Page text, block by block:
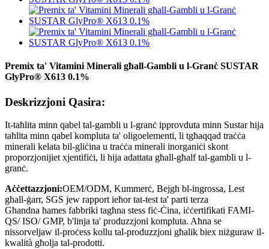
Premix ta' Vitamini Minerali għall-Gambli u l-Granċ SUSTAR
GlyPro® X613 0.1%
Deskrizzjoni Qasira:
It-taħlita minn qabel tal-gambli u l-granċ ipprovduta minn Sustar hija
taħlita minn qabel kompluta ta' oligoelementi, li tgħaqqad traċċa
minerali kelata bil-gliċina u traċċa minerali inorganiċi skont
proporzjonijiet xjentifiċi, li hija adattata għall-għalf tal-gambli u l-
granċ.
Aċċettazzjoni:OEM/ODM, Kummerċ, Bejgħ bl-ingrossa, Lest
għall-ġarr, SGS jew rapport ieħor tat-test ta' parti terza
Għandna ħames fabbriki tagħna stess fiċ-Ċina, iċċertifikati FAMI-
QS/ ISO/ GMP, b'linja ta' produzzjoni kompluta. Aħna se
nissorveljaw il-proċess kollu tal-produzzjoni għalik biex niżguraw il-
kwalità għolja tal-prodotti.